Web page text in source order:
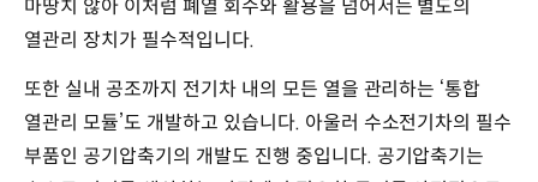
마땅치 않아 이처럼 폐열 회수와 활용을 넘어서는 별도의
열관리 장치가 필수적입니다.
또한 실내 공조까지 전기차 내의 모든 열을 관리하는 ‘통합
열관리 모듈’도 개발하고 있습니다. 아울러 수소전기차의 필수
부품인 공기압축기의 개발도 진행 중입니다. 공기압축기는